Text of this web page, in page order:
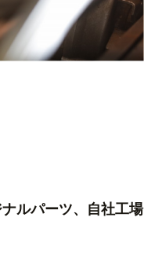
ルパーツ、自社工場